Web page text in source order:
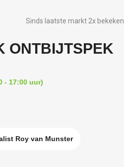
Sinds laatste markt 2x bekeken
ONTBIJTSPEK
- 17:00 uur)
Roy van Munster